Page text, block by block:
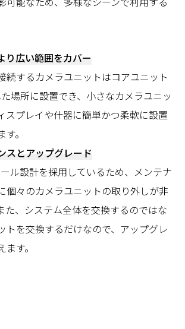
り広い範囲をカバー
続するカメラユニットはコアユニット
場所に設置でき、小さなカメラユニッ
スプレイや什器に簡単かつ柔軟に設置
。
スとアップグレード
ル設計を採用しているため、メンテナ
個々のカメラユニットの取り外しが非
た、システム全体を交換するのではな
トを交換するだけなので、アップグレ
す。